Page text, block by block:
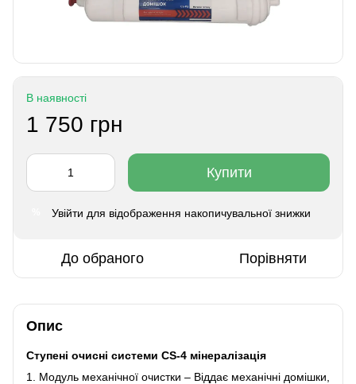
В наявності
1 750 грн
Купити
Увійти для відображення накопичувальної знижки
До обраного Порівняти
Опис
Ступені очисні системи CS-4 мінералізація
1. Модуль механічної очистки – Віддає механічні домішки,